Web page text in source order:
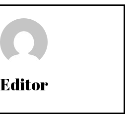
Editor